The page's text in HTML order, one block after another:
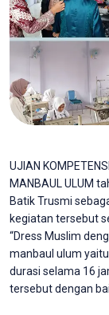
UJIAN
MANBAUL ULUM
Batik Trusmi
kegiatan tersebut
“Dress Muslim
manbaul ulum
durasi selama 16
tersebut dengan